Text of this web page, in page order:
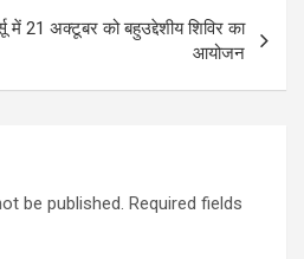
21 अक्टूबर को बहुउद्देशीय शिविर का
आयोजन
be published. Required fields